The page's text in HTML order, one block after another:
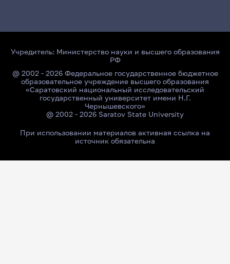
Учредитель: Министерство науки и высшего образования
РФ
@ 2002 - 2026 Федеральное государственное бюджетное
образовательное учреждение высшего образования
«Саратовский национальный исследовательский
государственный университет имени Н.Г.
Чернышевского»
@ 2002 - 2026 Saratov State University
При использовании материалов активная ссылка на
источник обязательна